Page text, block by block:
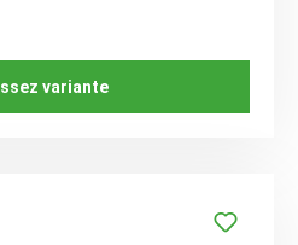
variante